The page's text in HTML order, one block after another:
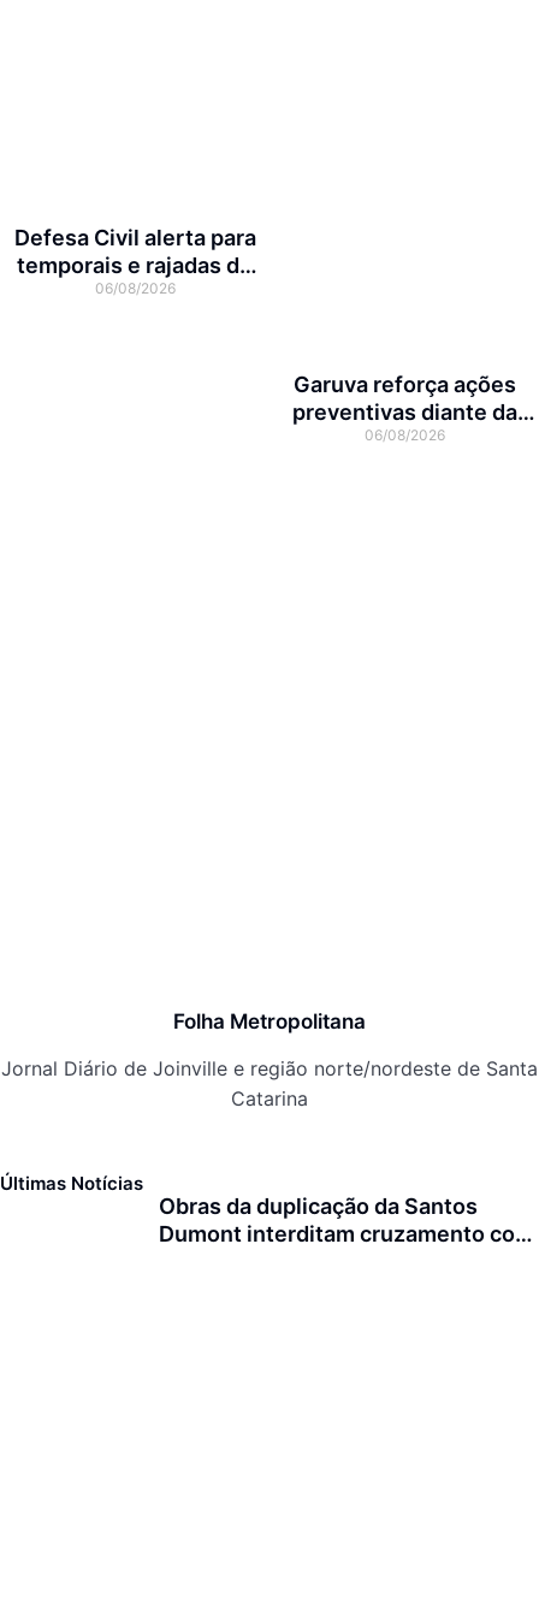
Defesa Civil alerta para
temporais e rajadas de
vento de até 70 km/h em
06/08/2026
Garuva reforça ações
preventivas diante da
previsão de atuação do El
06/08/2026
Folha Metropolitana
Jornal Diário de Joinville e região norte/nordeste de Santa
Catarina
Últimas Notícias
Obras da duplicação da Santos
Dumont interditam cruzamento com